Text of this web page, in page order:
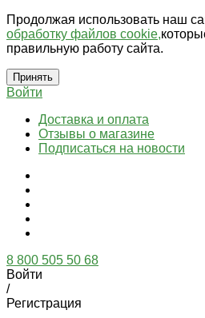
Продолжая использовать наш
обработку файлов cookie,
правильную работу сайта.
Принять
Войти
Доставка и оплата
Отзывы о магазине
Подписаться на новости
8 800 505 50 68
Войти
/
Регистрация